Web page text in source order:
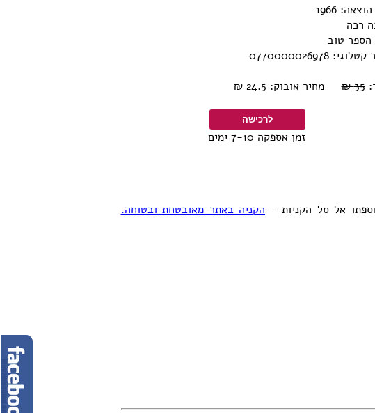
1966
רכה
טוב
0770000026978
35 ₪ מחיר אובוק: 24.5 ₪
זמן אספקה 7-10 ימים
אל סל הקניות - הקניה באתר מאובטחת ובטוחה.